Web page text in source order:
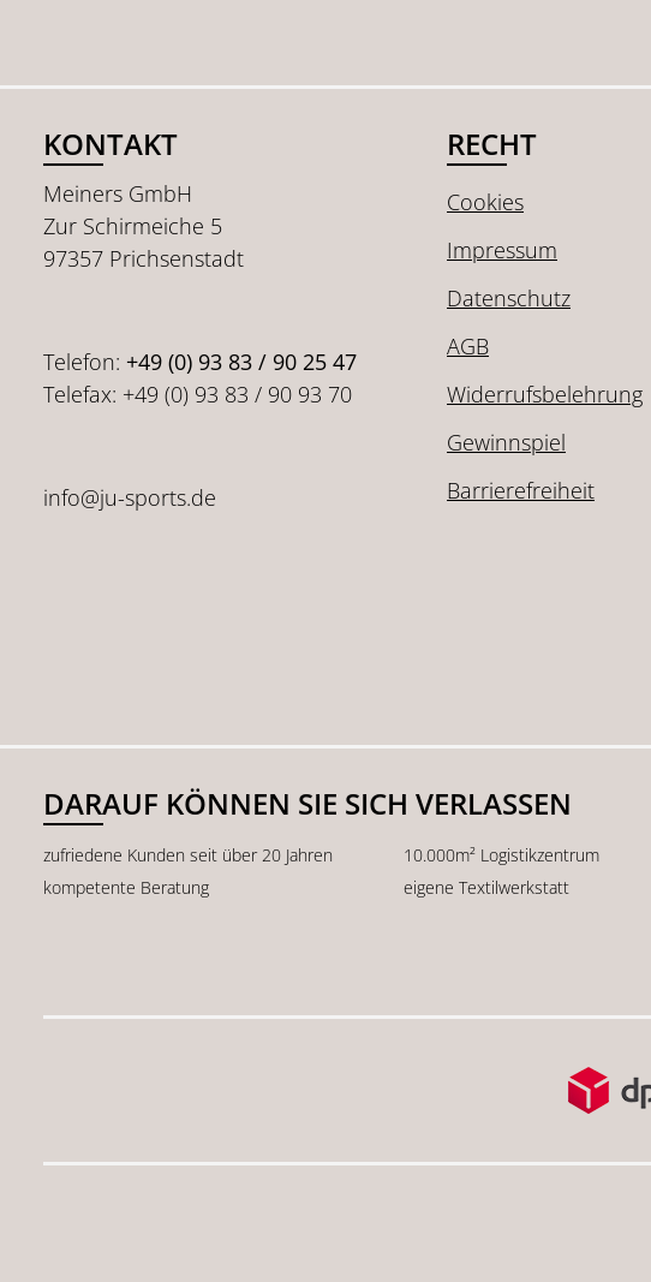
KONTAKT
Meiners GmbH
Zur Schirmeiche 5
97357 Prichsenstadt
Telefon: +49 (0) 93 83 / 90 25 47
Telefax: +49 (0) 93 83 / 90 93 70
info@ju-sports.de
RECHT
Cookies
Impressum
Datenschutz
AGB
Widerrufsbelehrung
Gewinnspiel
Barrierefreiheit
DARAUF KÖNNEN SIE SICH VERLASSEN
zufriedene Kunden seit über 20 Jahren
10.000m² Logistikzentrum
kompetente Beratung
eigene Textilwerkstatt